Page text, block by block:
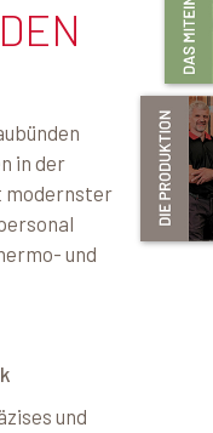
in der
modernster
und
und